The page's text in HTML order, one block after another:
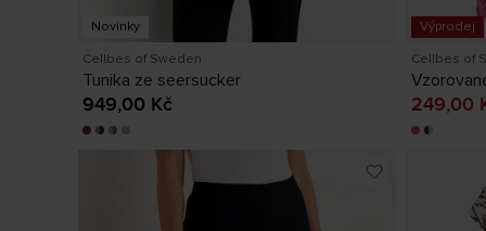
Novinky
Cellbes of Sweden
Tunika ze seersucker
Cena:949,00 Kč
949,00 Kč
Výprodej
Cellbes of
249,00